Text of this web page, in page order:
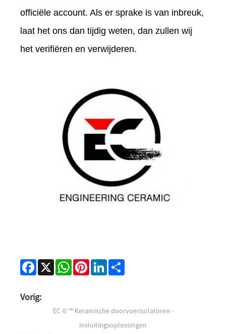
officiële account. Als er sprake is van inbreuk,
laat het ons dan tijdig weten, dan zullen wij
het verifiëren en verwijderen.
Facebook
X WhatsAppPinterestLinkedIn
Vorig:
EC © ™ Keramische doorvoerisolatoren -
insluitingsoplossingen